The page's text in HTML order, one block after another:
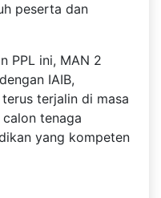
peserta dan
PPL ini, MAN 2
IAIB,
terjalin di masa
tenaga
yang kompeten